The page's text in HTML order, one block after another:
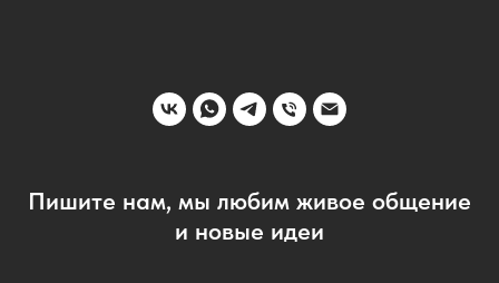
Пишите нам, мы любим живое общение
и новые идеи